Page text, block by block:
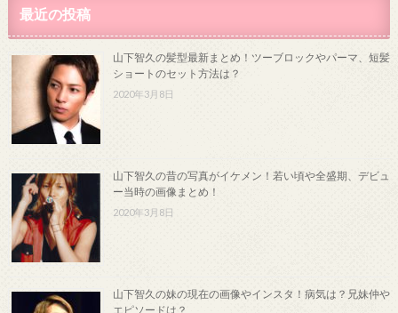
最近の投稿
山下智久の髪型最新まとめ！ツーブロックやパーマ、短髪
ショートのセット方法は？
2020年3月8日
山下智久の昔の写真がイケメン！若い頃や全盛期、デビュ
ー当時の画像まとめ！
2020年3月8日
山下智久の妹の現在の画像やインスタ！病気は？兄妹仲や
エピソードは？